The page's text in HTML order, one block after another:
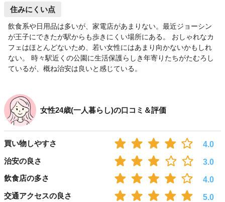
住みにくい点
飲食系や日用品は多いが、家電店があまりない。最近ジョーシン
が王子にできたが駅からも歩きにくい場所にある。 おしゃれなカ
フェはほとんどないため、若い女性にはあまり向かないかもしれ
ない。 時々駅近くの公園に生活保護らしき年寄りたちがたむろし
ているが、概ね治安は良いと感じている。
女性24歳(一人暮らし)の口コミ＆評価
買い物しやすさ
4.0
治安の良さ
3.0
飲食店の多さ
4.0
交通アクセスの良さ
5.0